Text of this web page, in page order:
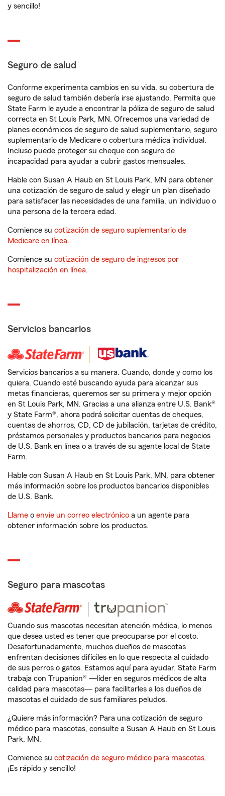
y sencillo!
Seguro de salud
Conforme experimenta cambios en su vida, su cobertura de
seguro de salud también debería irse ajustando. Permita que
State Farm le ayude a encontrar la póliza de seguro de salud
correcta en St Louis Park, MN. Ofrecemos una variedad de
planes económicos de seguro de salud suplementario, seguro
suplementario de Medicare o cobertura médica individual.
Incluso puede proteger su cheque con seguro de
incapacidad para ayudar a cubrir gastos mensuales.
Hable con Susan A Haub en St Louis Park, MN para obtener
una cotización de seguro de salud y elegir un plan diseñado
para satisfacer las necesidades de una familia, un individuo o
una persona de la tercera edad.
Comience su cotización de seguro suplementario de
Medicare en línea.
Comience su cotización de seguro de ingresos por
hospitalización en línea.
Servicios bancarios
Servicios bancarios a su manera. Cuando, donde y como los
quiera. Cuando esté buscando ayuda para alcanzar sus
metas financieras, queremos ser su primera y mejor opción
en St Louis Park, MN. Gracias a una alianza entre U.S. Bank®
y State Farm®, ahora podrá solicitar cuentas de cheques,
cuentas de ahorros, CD, CD de jubilación, tarjetas de crédito,
préstamos personales y productos bancarios para negocios
de U.S. Bank en línea o a través de su agente local de State
Farm.
Hable con Susan A Haub en St Louis Park, MN, para obtener
más información sobre los productos bancarios disponibles
de U.S. Bank.
Llame o envíe un correo electrónico a un agente para
obtener información sobre los productos.
Seguro para mascotas
Cuando sus mascotas necesitan atención médica, lo menos
que desea usted es tener que preocuparse por el costo.
Desafortunadamente, muchos dueños de mascotas
enfrentan decisiones difíciles en lo que respecta al cuidado
de sus perros o gatos. Estamos aquí para ayudar. State Farm
trabaja con Trupanion® —líder en seguros médicos de alta
calidad para mascotas— para facilitarles a los dueños de
mascotas el cuidado de sus familiares peludos.
¿Quiere más información? Para una cotización de seguro
médico para mascotas, consulte a Susan A Haub en St Louis
Park, MN.
Comience su cotización de seguro médico para mascotas.
¡Es rápido y sencillo!